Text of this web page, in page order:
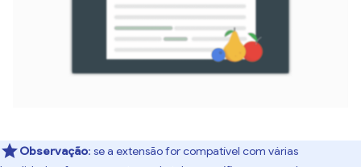
Observação: se a extensão for compatível com várias